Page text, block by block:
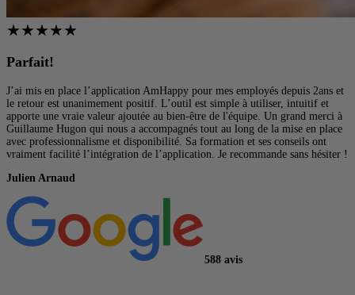
★★★★★
Parfait!
J’ai mis en place l’application AmHappy pour mes employés depuis 2ans et
le retour est unanimement positif. L’outil est simple à utiliser, intuitif et
apporte une vraie valeur ajoutée au bien-être de l'équipe. Un grand merci à
Guillaume Hugon qui nous a accompagnés tout au long de la mise en place
avec professionnalisme et disponibilité. Sa formation et ses conseils ont
vraiment facilité l’intégration de l’application. Je recommande sans hésiter !
Julien Arnaud
588 avis